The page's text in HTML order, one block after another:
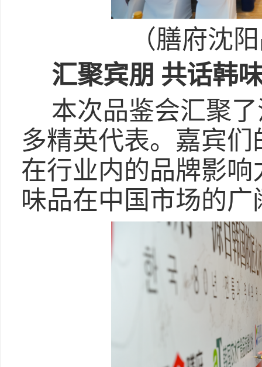
（膳府沈
汇聚宾朋 共话韩
本次品鉴会汇聚
多精英代表。嘉宾
在行业内的品牌影
味品在中国市场的广